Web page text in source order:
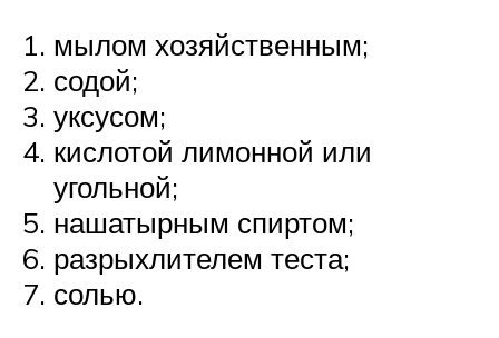
мылом хозяйственным;
содой;
уксусом;
кислотой лимонной или
угольной;
нашатырным спиртом;
разрыхлителем теста;
солью.